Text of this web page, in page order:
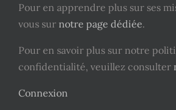
Pour en apprendre plus sur ses
vous sur notre page dédiée.
Pour en savoir plus sur notre
confidentialité, veuillez consulter
Connexion